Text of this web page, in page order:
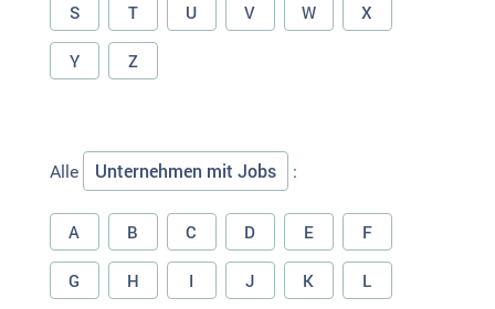
S T U V W X
Y Z
Alle Unternehmen mit Jobs :
A B C D E F
G H I J K L